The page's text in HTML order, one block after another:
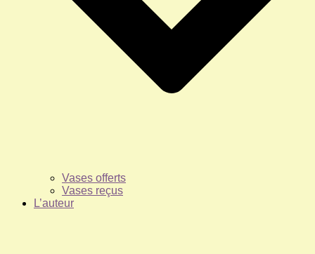
Vases offerts
Vases reçus
L’auteur